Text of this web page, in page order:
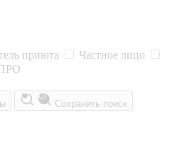
приюта
Частное лицо
Сохранить поиск